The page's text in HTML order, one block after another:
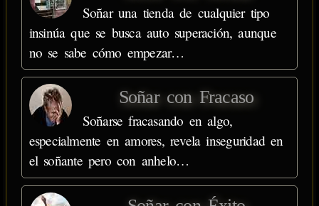
Soñar una tienda de cualquier tipo
insinúa que se busca auto superación, aunque
no se sabe cómo empezar…
Soñar con Fracaso
Soñarse fracasando en algo,
especialmente en amores, revela inseguridad en
el soñante pero con anhelo…